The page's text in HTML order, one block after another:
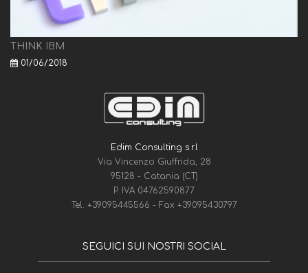
THINK IBM
01/06/2018
Edim Consulting s.r.l
Via Vincenzo Giuffrida, 28
95128 - Catania (CT)
P. IVA 04762590877
Tel. +39095445566 - Fax +39095430797
SEGUICI SUI NOSTRI SOCIAL